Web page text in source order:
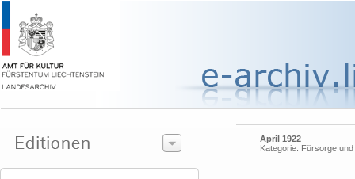
April 1922
Kategorie: Fürsorge